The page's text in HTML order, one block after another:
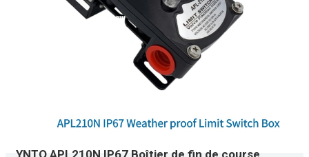
YNTO APL210N IP67 Boîtier de fin de course